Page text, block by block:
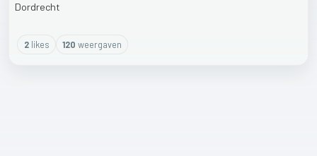
Dordrecht
2likes 120 weergaven